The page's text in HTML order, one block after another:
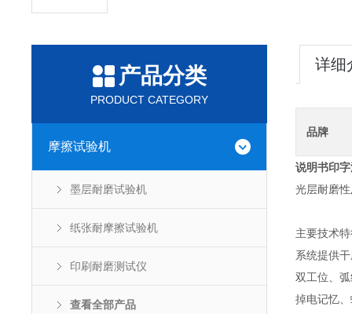
产品分类
PRODUCT CATEGORY
摩擦试验机
墨层耐磨试验机
纸张耐摩擦试验机
印刷耐磨测试仪
查看全部产品
详细
品牌
说明书印
光层耐磨
主要技术
系统提供
双工位、
掉电记忆